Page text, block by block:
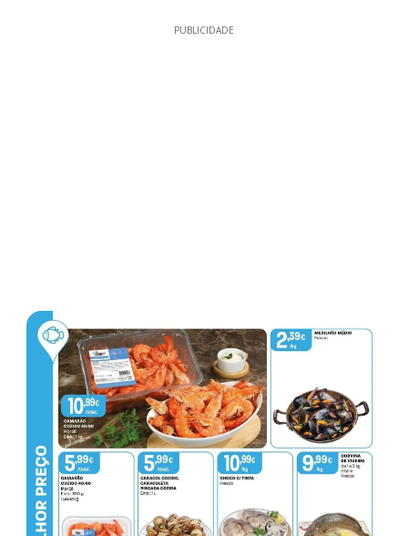
PUBLICIDADE